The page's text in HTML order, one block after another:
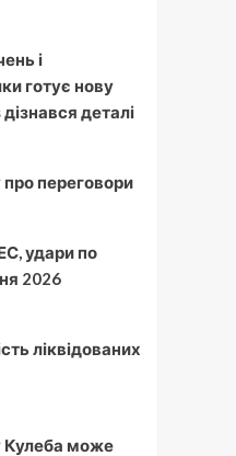
і
готує нову
деталі
переговори
удари по
2026
ліквідованих
Кулеба може